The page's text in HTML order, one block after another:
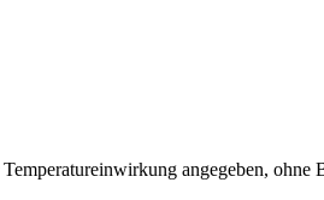
angegeben,